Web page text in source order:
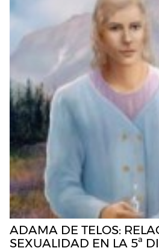
ADAMA DE TELOS:
SEXUALIDAD EN LA 5ª